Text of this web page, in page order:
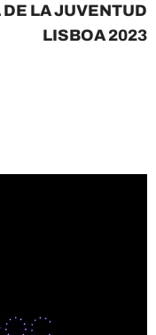
LA JUVENTUD
LISBOA 2023